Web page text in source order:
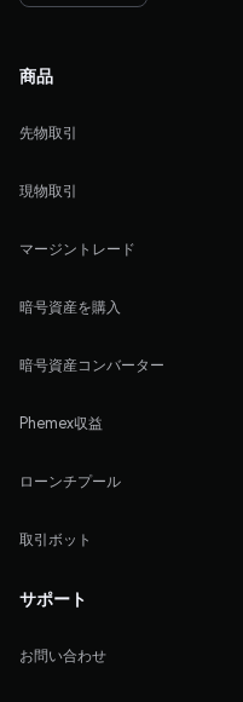
商品
先物取引
現物取引
マージントレード
暗号資産を購入
暗号資産コンバーター
Phemex収益
ローンチプール
取引ボット
サポート
お問い合わせ